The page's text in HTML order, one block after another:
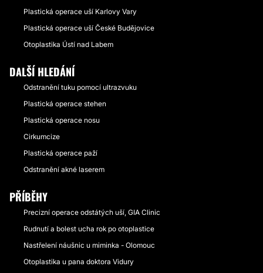
Plastická operace uší Karlovy Vary
Plastická operace uší České Budějovice
Otoplastika Ústí nad Labem
DALŠÍ HLEDÁNÍ
Odstranění tuku pomocí ultrazvuku
Plastická operace stehen
Plastická operace nosu
Cirkumcize
Plastická operace paží
Odstranění akné laserem
PŘÍBĚHY
Precizní operace odstátých uší, GIA Clinic
Rudnutí a bolest ucha rok po otoplastice
Nastřelení náušnic u miminka - Olomouc
Otoplastika u pana doktora Vidury